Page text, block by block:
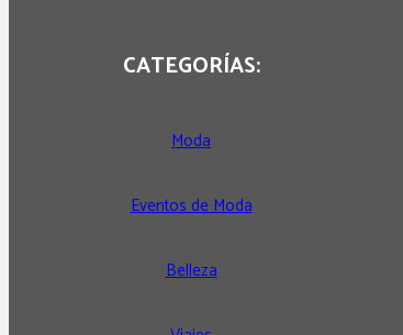
CATEGORÍAS:
Moda
Eventos de Moda
Belleza